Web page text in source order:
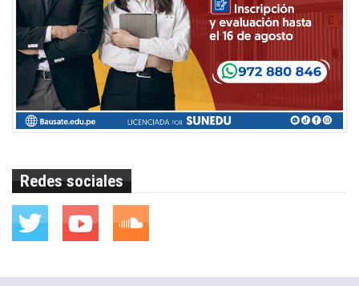
Redes sociales